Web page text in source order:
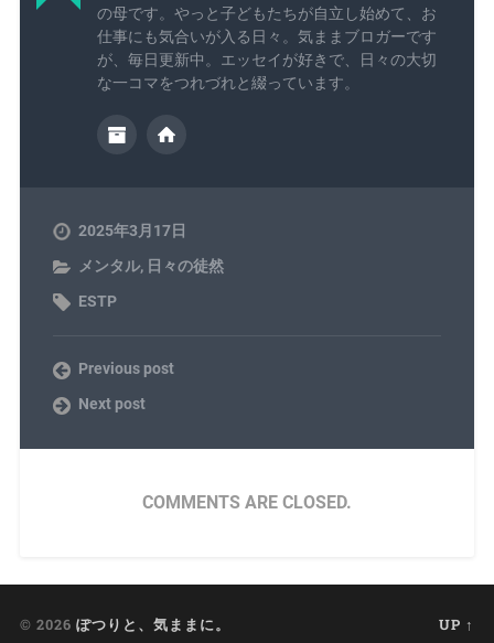
の母です。やっと子どもたちが自立し始めて、お
仕事にも気合いが入る日々。気ままブロガーです
が、毎日更新中。エッセイが好きで、日々の大切
な一コマをつれづれと綴っています。
2025年3月17日
メンタル, 日々の徒然
ESTP
Previous post
Next post
COMMENTS ARE CLOSED.
© 2026 ぽつりと、気ままに。 UP ↑